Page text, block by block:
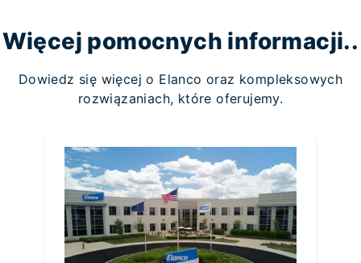
Więcej pomocnych informacji..
Dowiedz się więcej o Elanco oraz kompleksowych
rozwiązaniach, które oferujemy.